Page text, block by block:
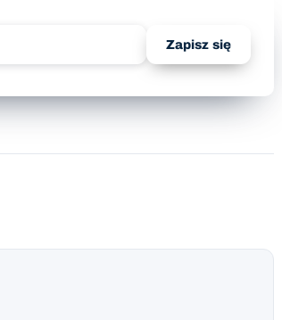
Zapisz się